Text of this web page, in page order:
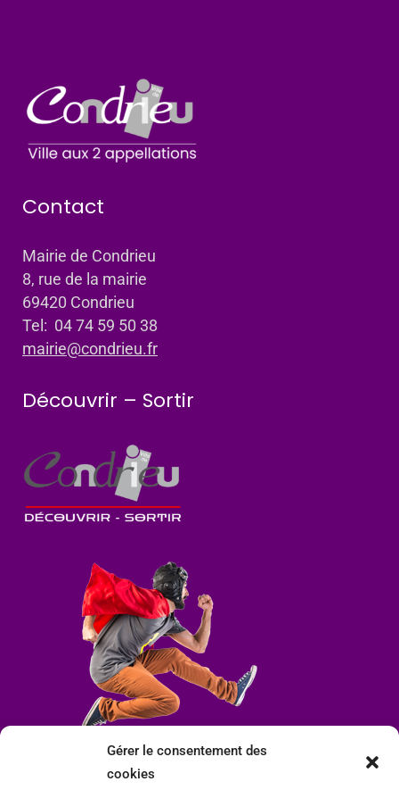
Gérer le consentement des
cookies
Contact
Mairie de Condrieu
8, rue de la mairie
69420 Condrieu
Tel: 04 74 59 50 38
mairie@condrieu.fr
Découvrir – Sortir